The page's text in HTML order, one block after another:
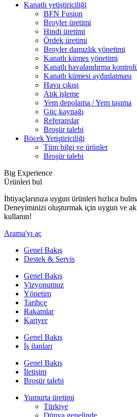
Kanatlı yetiştiriciliği
BFN Fusion
Broyler üretimi
Hindi üretimi
Ördek üretimi
Broyler damızlık yönetimi
Kanatlı kümes yönetimi
Kanatlı havalandırma
Kanatlı kümesi aydınlatması
Hava çıkışı
Atık işleme
Yem depolama / Yem taşıma
Güç kaynağı
Referanslar
Broşür talebi
Böcek Yetiştiriciliği
Tüm bilgi ve ürünler
Broşür talebi
Big Experience
Ürünleri bul
İhtiyaçlarınıza uygun ürünleri hızlıca
Deneyiminizi oluşturmak için uygun ve
kullanın!
Arama'yı aç
Genel Bakış
Destek & Servis
Genel Bakış
Vizyonumuz
Yönetim
Tarihçe
Rakamlar
Kariyer
Genel Bakış
İş ilanları
Genel Bakış
İletişim
Broşür talebi
Yumurta üretimi
Türkiye